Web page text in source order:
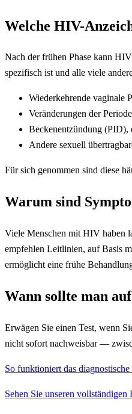
Welche HIV-
Nach der frühen Phase kann
spezifisch ist und alle viele
Wiederkehrende vaginale
Veränderungen der
Beckenentzündung (PID),
Andere sexuell
Für sich genommen sind diese
Warum sind
Viele Menschen mit HIV haben
empfehlen Leitlinien, auf Basis
ermöglicht eine frühe
Wann sollte man
Erwägen Sie einen Test, wenn
nicht sofort nachweisbar —
So funktioniert das
Sehen Sie unseren